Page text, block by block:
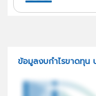
ข้อมูลงบกำไรขาดทุน